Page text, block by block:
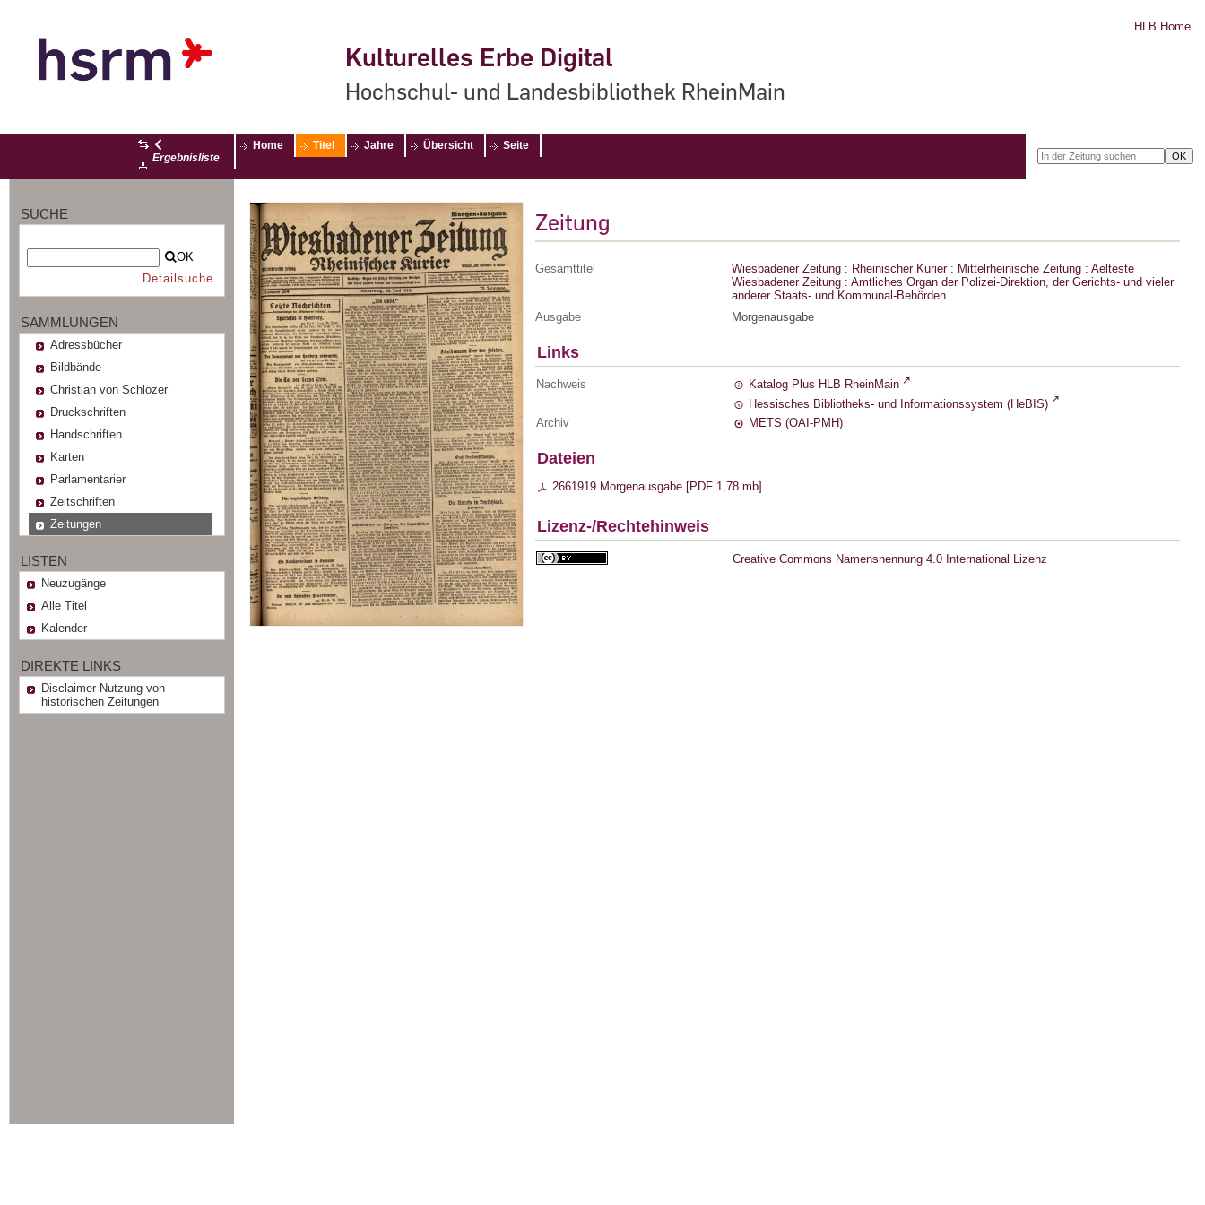
Kulturelles Erbe Digital
Hochschul- und Landesbibliothek RheinMain
HLB Home
Ergebnisliste
Home Titel Jahre Übersicht Seite
SUCHE
OK
Detailsuche
SAMMLUNGEN
Adressbücher
Bildbände
Christian von Schlözer
Druckschriften
Handschriften
Karten
Parlamentarier
Zeitschriften
Zeitungen
LISTEN
Neuzugänge
Alle Titel
Kalender
DIREKTE LINKS
Disclaimer Nutzung von
historischen Zeitungen
Zeitung
Gesamttitel
Wiesbadener Zeitung : Rheinischer Kurier : Mittelrheinische Zeitung : Aelteste
Wiesbadener Zeitung : Amtliches Organ der Polizei-Direktion, der Gerichts- und vieler
anderer Staats- und Kommunal-Behörden
Ausgabe
Morgenausgabe
Links
Nachweis
Katalog Plus HLB RheinMain
Hessisches Bibliotheks- und Informationssystem (HeBIS)
Archiv
METS (OAI-PMH)
Dateien
2661919 Morgenausgabe [PDF 1,78 mb]
Lizenz-/Rechtehinweis
Creative Commons Namensnennung 4.0 International Lizenz